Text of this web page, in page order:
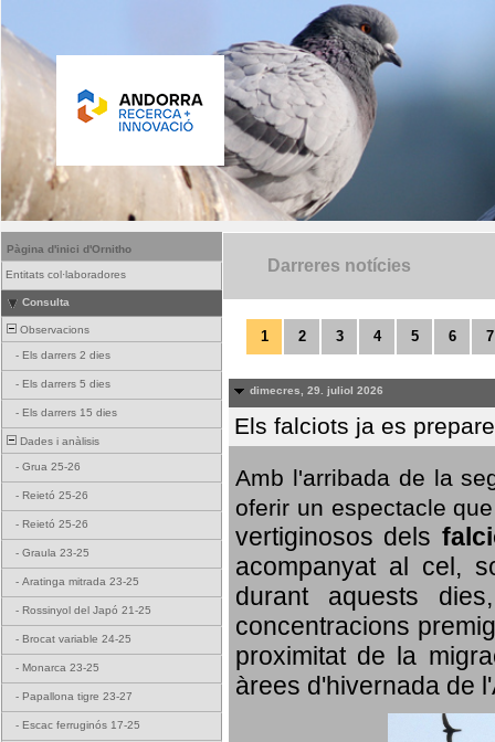
Pàgina d'inici d'Ornitho
Entitats col·laboradores
Consulta
Observacions
- Els darrers 2 dies
- Els darrers 5 dies
- Els darrers 15 dies
Dades i anàlisis
- Grua 25-26
- Reietó 25-26
- Reietó 25-26
- Graula 23-25
- Aratinga mitrada 23-25
- Rossinyol del Japó 21-25
- Brocat variable 24-25
- Monarca 23-25
- Papallona tigre 23-27
- Escac ferruginós 17-25
Darreres notícies
1 2 3 4 5 6 7
dimecres, 29. juliol 2026
Els falciots ja es
Amb l'arribada de la
oferir un espectacle
vertiginosos dels
acompanyat al cel,
durant aquests
concentracions
proximitat de la
àrees d'hivernada de